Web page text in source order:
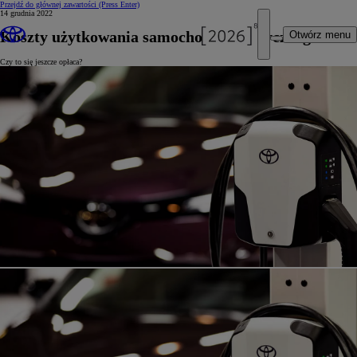
Przejdź do głównej zawartości (Press Enter)
Otwórz menu
14 grudnia 2022
Koszty użytkowania samochodu elektrycznego
Czy to się jeszcze opłaca?